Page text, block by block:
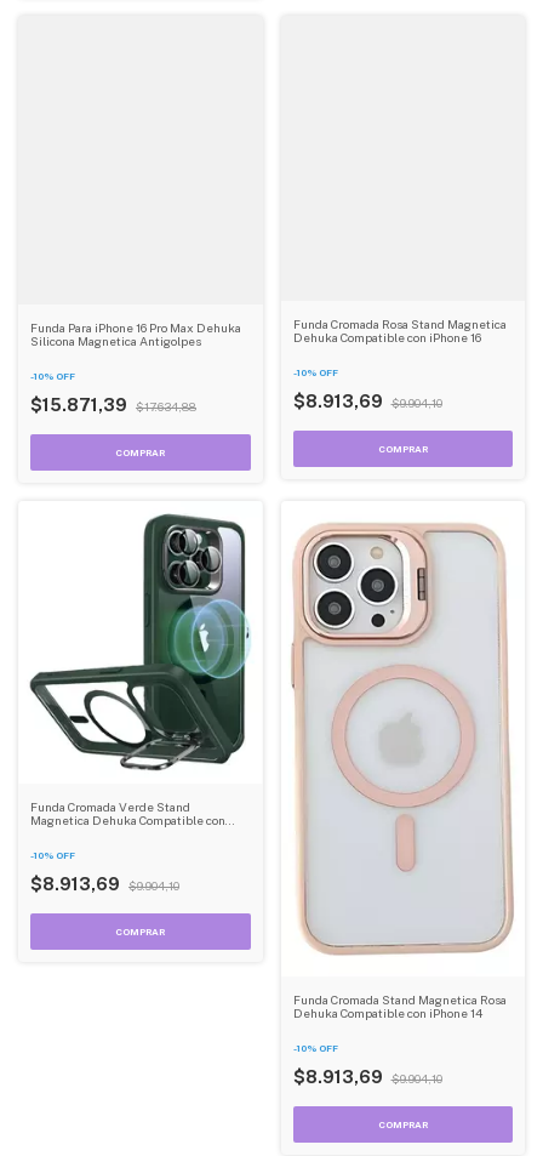
Funda Para iPhone 16 Pro Max Dehuka
Silicona Magnetica Antigolpes
-10% OFF
$15.871,39 $17.634,88
Funda Cromada Rosa Stand Magnetica
Dehuka Compatible con iPhone 16
-10% OFF
$8.913,69 $9.904,10
Funda Cromada Verde Stand
Magnetica Dehuka Compatible con
-10% OFF
$8.913,69 $9.904,10
Funda Cromada Stand Magnetica Rosa
Dehuka Compatible con iPhone 14
-10% OFF
$8.913,69 $9.904,10